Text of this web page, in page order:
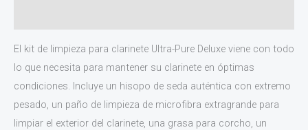
El kit de limpieza para clarinete Ultra-Pure Deluxe viene con todo
lo que necesita para mantener su clarinete en óptimas
condiciones. Incluye un hisopo de seda auténtica con extremo
pesado, un paño de limpieza de microfibra extragrande para
limpiar el exterior del clarinete, una grasa para corcho, un